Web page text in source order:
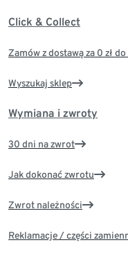
Click & Collect
Zamów z dostawą za 0 zł
Wyszukaj sklep
Wymiana i zwroty
30 dni na zwrot
Jak dokonać zwrotu
Zwrot należności
Reklamacje / części